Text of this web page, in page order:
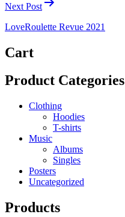
Next Post
LoveRoulette Revue 2021
Cart
Product Categories
Clothing
Hoodies
T-shirts
Music
Albums
Singles
Posters
Uncategorized
Products